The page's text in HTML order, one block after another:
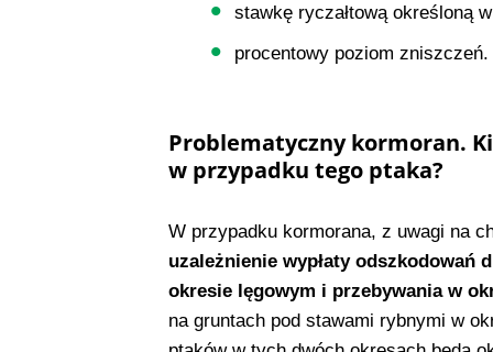
stawkę ryczałtową określoną
procentowy poziom zniszczeń.
Problematyczny kormoran.
w przypadku tego ptaka?
W przypadku kormorana, z uwagi na
uzależnienie wypłaty odszkodowań
okresie lęgowym i przebywania w
na gruntach pod stawami rybnymi w